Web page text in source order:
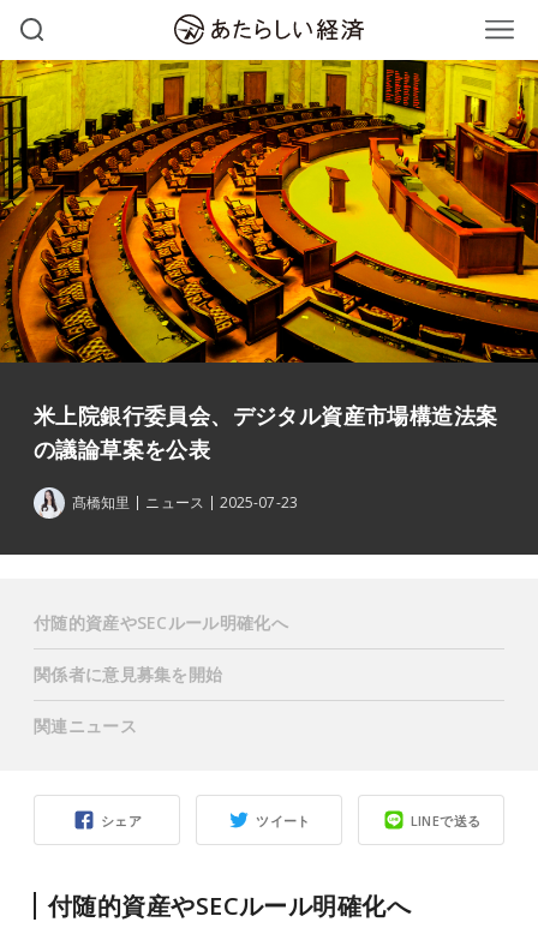
米上院銀行委員会、デジタル資産市場構造法案
の議論草案を公表
髙橋知里 ニュース 2025-07-23
シェア ツイート LINEで送る
付随的資産やSECルール明確化へ
付随的資産やSECルール明確化へ
関係者に意見募集を開始
関連ニュース